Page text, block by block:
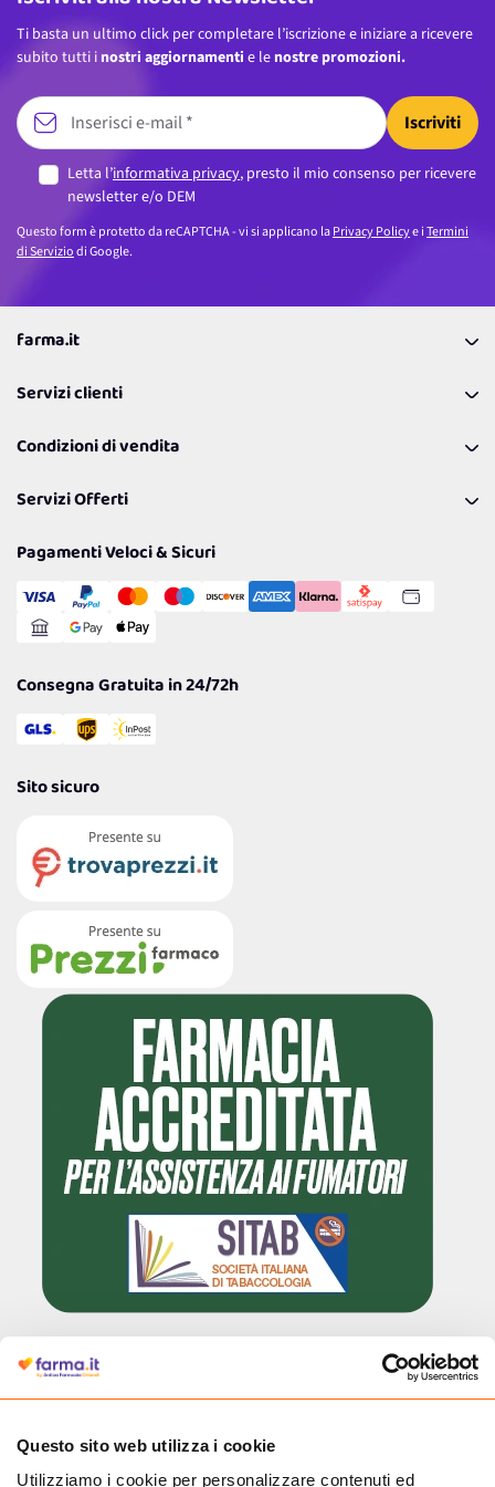
Questo sito web utilizza i cookie
Utilizziamo i cookie per personalizzare contenuti ed
Ti basta un ultimo click per completare l’iscrizione e iniziare a ricevere
subito tutti i nostri aggiornamenti e le nostre promozioni.
Iscriviti
Letta l’informativa privacy, presto il mio consenso per ricevere
newsletter e/o DEM
Questo form è protetto da reCAPTCHA - vi si applicano laPrivacy Policye iTermini
di Serviziodi Google.
farma.it
Coupon
Lavora con noi
Politiche per la parità di genere
Servizi clienti
Richiamami
Resi
Condizioni di vendita
Spedizioni
Cookie Policy
Gestisci Cookie
Servizi Offerti
Reso Facile e Veloce
Pagamenti Veloci & Sicuri
Consegna Gratuita in 24/72h
Sito sicuro
autorizzata dal Ministero della Salute a effettuare la vendita online di